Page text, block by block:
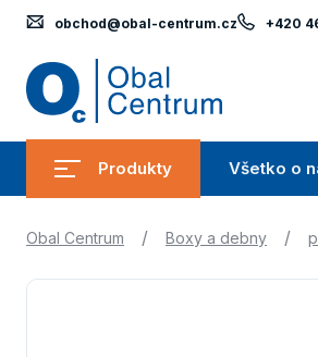
Produkty
Submenu
Produkty
Všetko o
obchod@obal-centrum.cz +420
Obal Centrum / Boxy a debny /